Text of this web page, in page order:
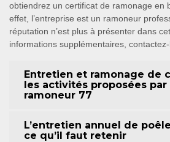
obtiendrez un certificat de ramonage en
effet, l’entreprise est un ramoneur
réputation n’est plus à présenter dans
informations supplémentaires, contactez-
Entretien et ramonage de
les activités proposées
ramoneur 77
L’entretien annuel de
ce qu’il faut retenir